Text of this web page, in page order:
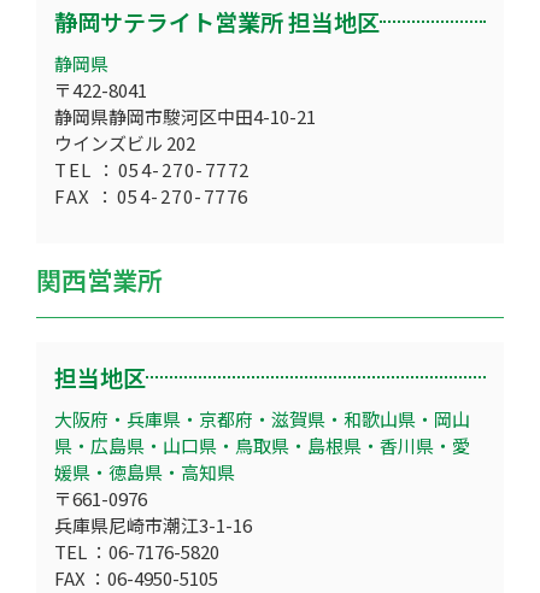
静岡サテライト営業所 担当地区
静岡県
〒422-8041
静岡県静岡市駿河区中田4-10-21
ウインズビル 202
TEL ：054-270-7772
FAX ：054-270-7776
関西営業所
担当地区
大阪府・兵庫県・京都府・滋賀県・和歌山県・岡山
県・広島県・山口県・鳥取県・島根県・香川県・愛
媛県・徳島県・高知県
〒661-0976
兵庫県尼崎市潮江3-1-16
TEL ：06-7176-5820
FAX ：06-4950-5105